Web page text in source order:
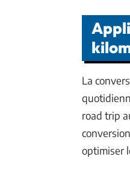
La
road trip
optimiser